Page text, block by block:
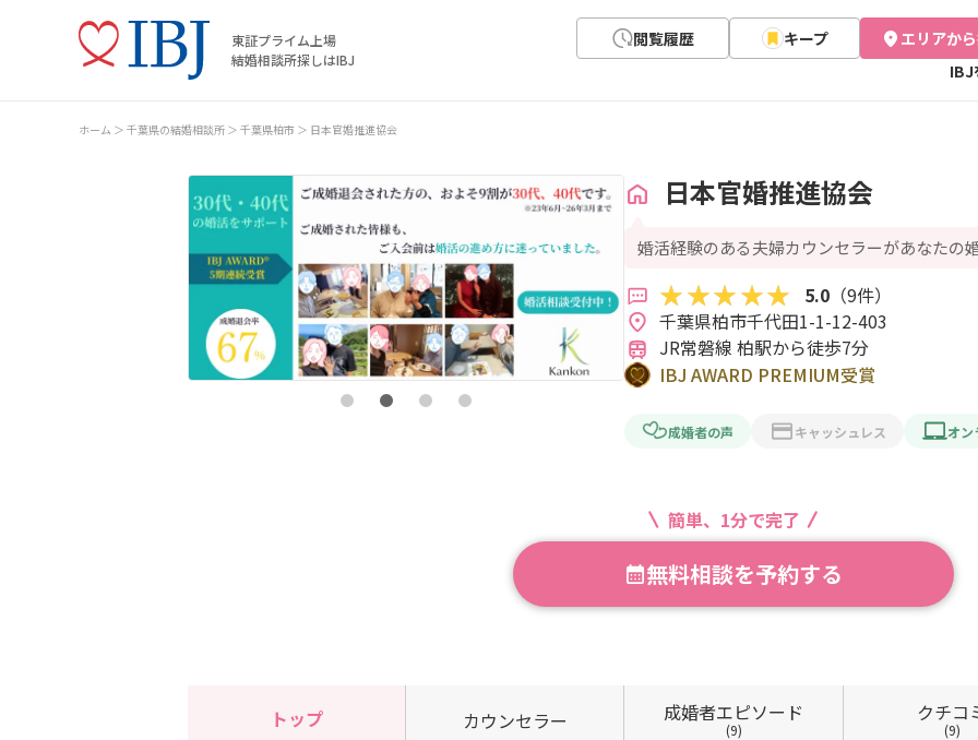
東証プライム上場
結婚相談所探しはIBJ
閲覧履歴 キープ
エリアか
IBJ
ホーム 千葉県の結婚相談所 千葉県柏市 日本官婚推進協会
日本官婚推進協会
婚活経験のある夫婦カウンセラーがあなたの
5.0（9件）
JR常磐線 柏駅から徒歩7分
IBJ AWARD PREMIUM受賞
成婚者の声 キャッシュレス オン
簡単、1分で完了
無料相談を予約する
トップ カウンセラー 成婚者エピソード
(9)
クチコ
(9)